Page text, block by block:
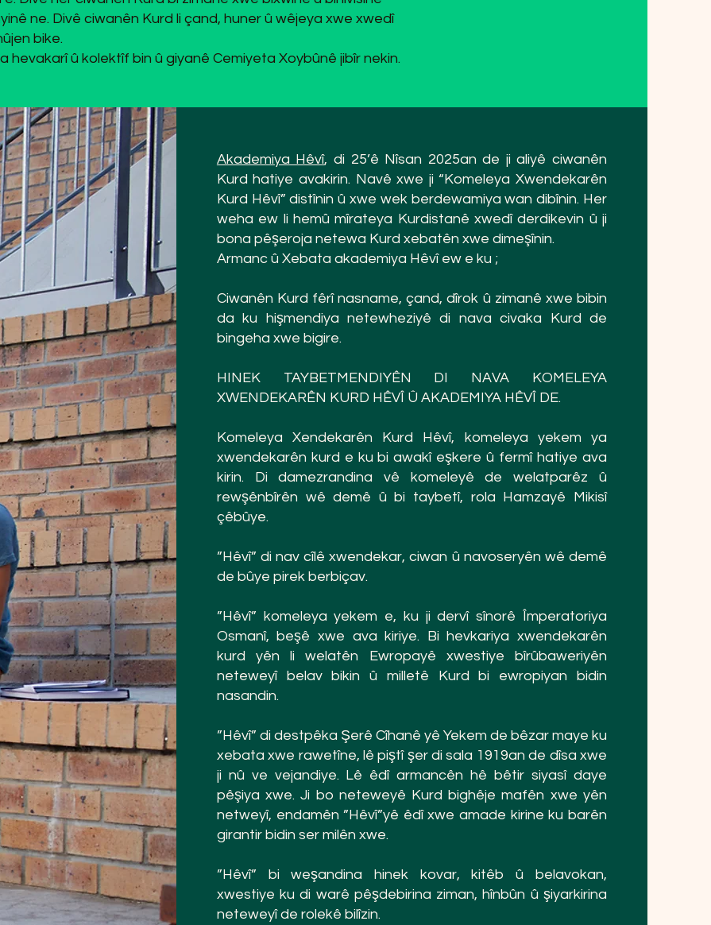
ne. Divê ciwanên Kurd li çand, huner û wêjeya xwe xwedî
bike.
hevakarî û kolektîf bin û giyanê Cemiyeta Xoybûnê jibîr nekin.
Akademiya Hêvî, di 25’ê Nîsan 2025an de ji aliyê ciwanên
Kurd hatiye avakirin. Navê xwe ji “Komeleya Xwendekarên
Kurd Hêvî” distînin û xwe wek berdewamiya wan dibînin. Her
weha ew li hemû mîrateya Kurdistanê xwedî derdikevin û ji
bona pêşeroja netewa Kurd xebatên xwe dimeşînin.
Armanc û Xebata akademiya Hêvî ew e ku ;
Ciwanên Kurd fêrî nasname, çand, dîrok û zimanê xwe bibin
da ku hişmendiya netewheziyê di nava civaka Kurd de
bingeha xwe bigire.
HINEK TAYBETMENDIYÊN DI NAVA KOMELEYA
XWENDEKARÊN KURD HÊVÎ Û AKADEMIYA HÊVÎ DE.
Komeleya Xendekarên Kurd Hêvî, komeleya yekem ya
xwendekarên kurd e ku bi awakî eşkere û fermî hatiye ava
kirin. Di damezrandina vê komeleyê de welatparêz û
rewşênbîrên wê demê û bi taybetî, rola Hamzayê Mikisî
çêbûye.
”Hêvî” di nav cîlê xwendekar, ciwan û navoseryên wê demê
de bûye pirek berbiçav.
”Hêvî” komeleya yekem e, ku ji dervî sînorê Împeratoriya
Osmanî, beşê xwe ava kiriye. Bi hevkariya xwendekarên
kurd yên li welatên Ewropayê xwestiye bîrûbaweriyên
neteweyî belav bikin û milletê Kurd bi ewropiyan bidin
nasandin.
”Hêvî” di destpêka Şerê Cîhanê yê Yekem de bêzar maye ku
xebata xwe rawetîne, lê piştî şer di sala 1919an de dîsa xwe
ji nû ve vejandiye. Lê êdî armancên hê bêtir siyasî daye
pêşiya xwe. Ji bo neteweyê Kurd bighêje mafên xwe yên
netweyî, endamên ”Hêvî”yê êdî xwe amade kirine ku barên
girantir bidin ser milên xwe.
”Hêvî” bi weşandina hinek kovar, kitêb û belavokan,
xwestiye ku di warê pêşdebirina ziman, hînbûn û şiyarkirina
neteweyî de rolekê bilîzin.